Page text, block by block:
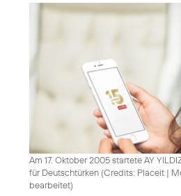
Am 17. Oktober 2005 startete AY
für Deutschtürken (Credits: Placeit |
bearbeitet)